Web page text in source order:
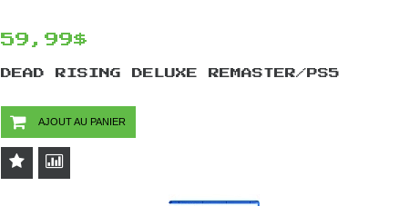
59,99$
DEAD RISING DELUXE REMASTER/PS5
AJOUT AU PANIER